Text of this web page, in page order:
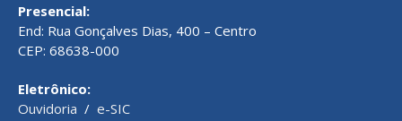
Presencial:
End: Rua Gonçalves Dias, 400 – Centro
CEP: 68638-000
Eletrônico:
Ouvidoria / e-SIC